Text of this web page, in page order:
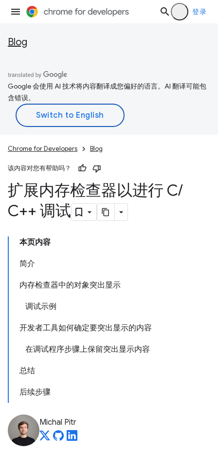
登录
Blog
Google 会使用 AI 技术将内容翻译成您偏好的语言。AI 翻译可能包
含错误。
Chrome for Developers Blog
该内容对您有帮助吗？
扩展内存检查器以进行 C/
C++ 调试
本页内容
简介
内存检查器中的对象突出显示
调试示例
开发者工具如何确定要突出显示的内容
在调试程序步骤上保留突出显示内容
总结
后续步骤
Michal Pitr